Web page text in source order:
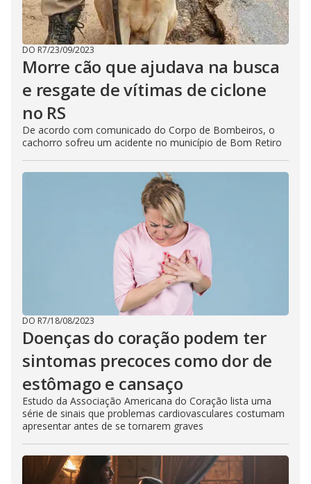
DO R7/23/09/2023
Morre cão que ajudava na busca
e resgate de vítimas de ciclone
no RS
De acordo com comunicado do Corpo de Bombeiros, o
cachorro sofreu um acidente no município de Bom Retiro
DO R7/18/08/2023
Doenças do coração podem ter
sintomas precoces como dor de
estômago e cansaço
Estudo da Associação Americana do Coração lista uma
série de sinais que problemas cardiovasculares costumam
apresentar antes de se tornarem graves